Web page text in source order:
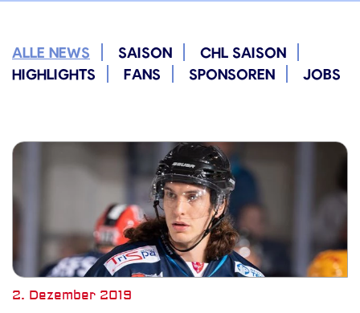
ALLE NEWS SAISON
CHL SAISON
HIGHLIGHTS
FANS SPONSOREN JOBS
2. Dezember 2019